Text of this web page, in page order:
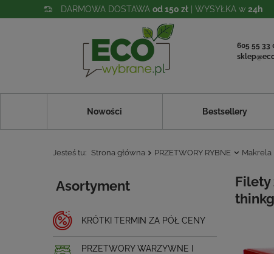
DARMOWA DOSTAWA od 150 zł | WYSYŁKA w 24h
605 55 33
Nowości Bestsellery
Jesteś tu: Strona główna PRZETWORY RYBNE Makrela
Asortyment
KRÓTKI TERMIN ZA PÓŁ CENY
PRZETWORY WARZYWNE I
Filety